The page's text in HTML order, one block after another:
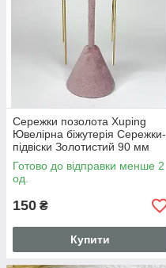
Сережки позолота Xuping
Ювелірна біжутерія Сережки-
підвіски Золотистий 90 мм
S15272
Готово до відправки менше 2
од.
150 ₴
Купити